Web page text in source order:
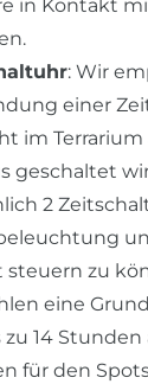
in Kontakt
: Wir
einer
im
geschaltet
2
steuern zu
eine
zu 14
für den